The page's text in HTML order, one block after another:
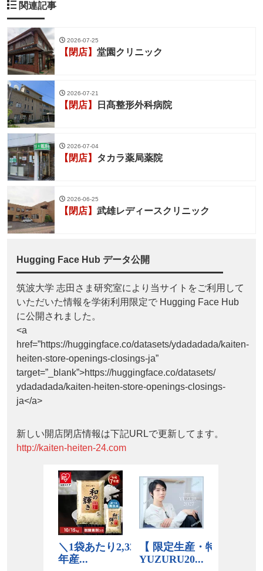
関連記事
2026-07-25
【閉店】 堂園クリニック
2026-07-21
【閉店】 日髙整形外科病院
2026-07-04
【閉店】 タカラ薬局薬院
2026-06-25
【閉店】 武雄レディースクリニック
Hugging Face Hub データ公開
筑波大学 志田さま研究室により当サイトをご利用して
いただいた情報を学術利用限定で Hugging Face Hub
に公開されました。
<a
href=”https://huggingface.co/datasets/ydadadada/kaiten-
heiten-store-openings-closings-ja”
target=”_blank”>https://huggingface.co/datasets/
ydadadada/kaiten-heiten-store-openings-closings-
ja</a>
新しい開店閉店情報は下記URLで更新してます。
http://kaiten-heiten-24.com